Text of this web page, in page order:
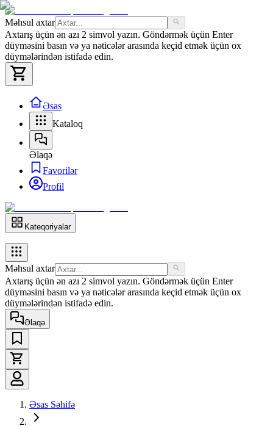
Məhsul axtar
Axtarış üçün ən azı 2 simvol yazın. Göndərmək üçün Enter
düyməsini basın və ya nəticələr arasında keçid etmək üçün ox
düymələrindən istifadə edin.
Əsas
Kataloq
Əlaqə
Favorilər
Profil
Kateqoriyalar
Məhsul axtar
Axtarış üçün ən azı 2 simvol yazın. Göndərmək üçün Enter
düyməsini basın və ya nəticələr arasında keçid etmək üçün ox
düymələrindən istifadə edin.
Əlaqə
Əsas Səhifə